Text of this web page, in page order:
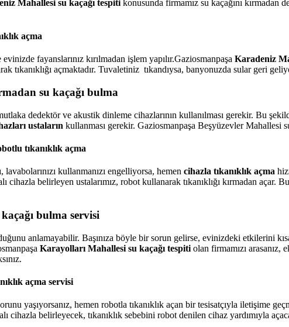
Mahallesi su kaçağı tespiti konusunda firmamız su kaçağını kırmadan
açma
fayanslarınız kırılmadan işlem yapılır.Gaziosmanpaşa Karadeniz
tıkanıklığı açmaktadır. Tuvaletiniz tıkandıysa, banyonuzda sular geri
su kaçağı bulma
dedektör ve akustik dinleme cihazlarının kullanılması gerekir. Bu
ustaların kullanması gerekir. Gaziosmanpaşa Beşyüzevler Mahallesi
tıkanıklık açma
kullanmanızı engelliyorsa, hemen cihazla tıkanıklık açma
cihazla belirleyen ustalarımız, robot kullanarak tıkanıklığı kırmadan açar.
bulma servisi
anlamayabilir. Başınıza böyle bir sorun gelirse, evinizdeki etkilerini
Karayolları Mahallesi su kaçağı tespiti olan firmamızı arasanız,
açma servisi
yaşıyorsanız, hemen robotla tıkanıklık açan bir tesisatçıyla iletişime
cihazla belirleyecek, tıkanıklık sebebini robot denilen cihaz yardımıyla